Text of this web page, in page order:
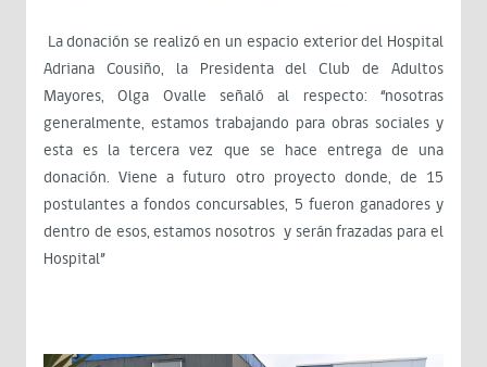
La donación se realizó en un espacio exterior del Hospital
Adriana Cousiño, la Presidenta del Club de Adultos
Mayores, Olga Ovalle señaló al respecto: “nosotras
generalmente, estamos trabajando para obras sociales y
esta es la tercera vez que se hace entrega de una
donación. Viene a futuro otro proyecto donde, de 15
postulantes a fondos concursables, 5 fueron ganadores y
dentro de esos, estamos nosotros y serán frazadas para el
Hospital”